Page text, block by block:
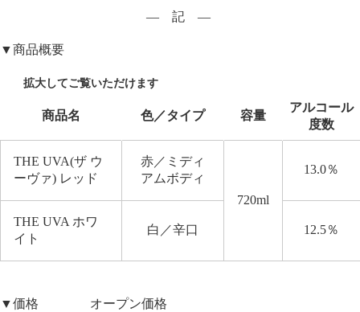
― 記 ―
▼商品概要
商品名 色／タイプ 容量
アルコール
度数
THE UVA(ザ ウ
ーヴァ) レッド
赤／ミディ
アムボディ
720ml
13.0％
THE UVA ホワ
イト
白／辛口 12.5％
▼価格 オープン価格